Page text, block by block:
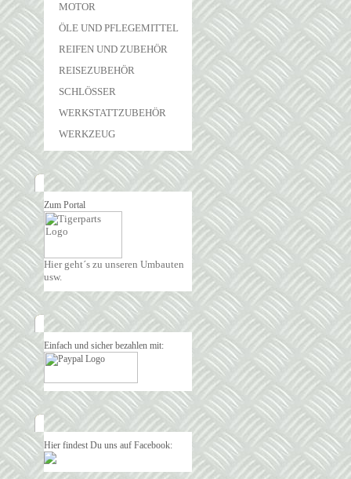
MOTOR
ÖLE UND PFLEGEMITTEL
REIFEN UND ZUBEHÖR
REISEZUBEHÖR
SCHLÖSSER
WERKSTATTZUBEHÖR
WERKZEUG
Zum Portal
Hier geht´s zu unseren Umbauten
usw.
Einfach und sicher bezahlen mit:
Hier findest Du uns auf Facebook: